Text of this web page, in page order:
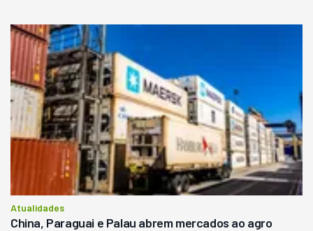
Atualidades
China, Paraguai e Palau abrem mercados ao agro